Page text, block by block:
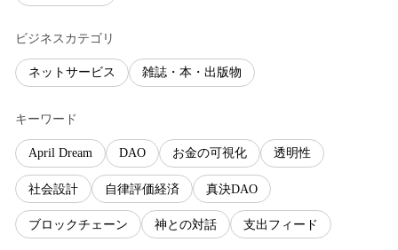
ビジネスカテゴリ
ネットサービス 雑誌・本・出版物
キーワード
April Dream DAO お金の可視化 透明性
社会設計 自律評価経済 真決DAO
ブロックチェーン 神との対話 支出フィード